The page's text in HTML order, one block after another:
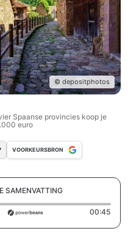
© depositphotos
Spaanse provincies koop je
euro
VOORKEURSBRON
SAMENVATTING
0 seconds 00:45